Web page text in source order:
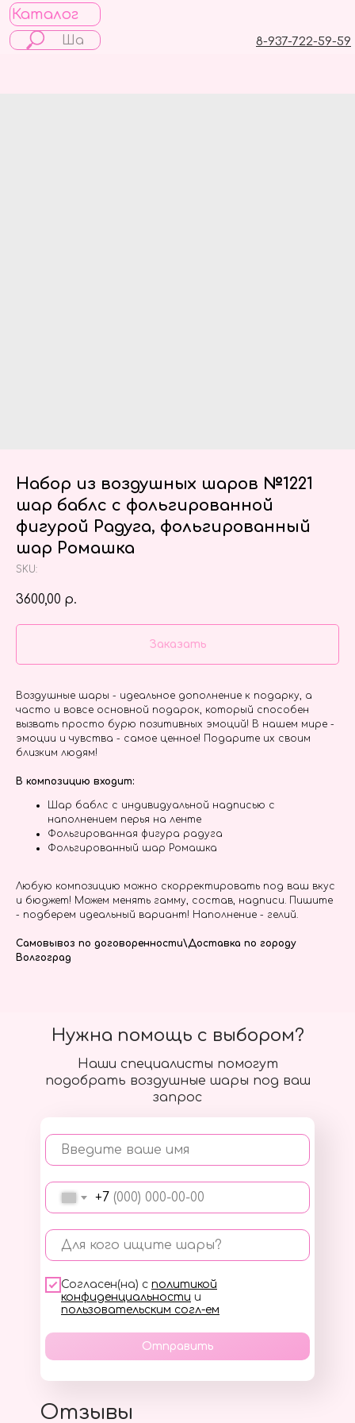
Каталог
8-937-722-59-59
Набор из воздушных шаров №1221
шар баблс с фольгированной
фигурой Радуга, фольгированный
шар Ромашка
SKU:
3600,00 р.
Заказать
Воздушные шары - идеальное дополнение к подарку, а
часто и вовсе основной подарок, который способен
вызвать просто бурю позитивных эмоций! В нашем мире -
эмоции и чувства - самое ценное! Подарите их своим
близким людям!
В композицию входит:
Шар баблс с индивидуальной надписью с
наполнением перья на ленте
Фольгированная фигура радуга
Фольгированный шар Ромашка
Любую композицию можно скорректировать под ваш вкус
и бюджет! Можем менять гамму, состав, надписи. Пишите
- подберем идеальный вариант! Наполнение - гелий.
Самовывоз по договоренности\Доставка по городу
Волгоград
Наши специалисты помогут
подобрать воздушные шары под ваш
запрос
Введите ваше имя
+7
Для кого ищите шары?
Согласен(на) с политикой
конфиденциальности и
пользовательским согл-ем
Отправить
Нужна помощь с выбором?
Отзывы